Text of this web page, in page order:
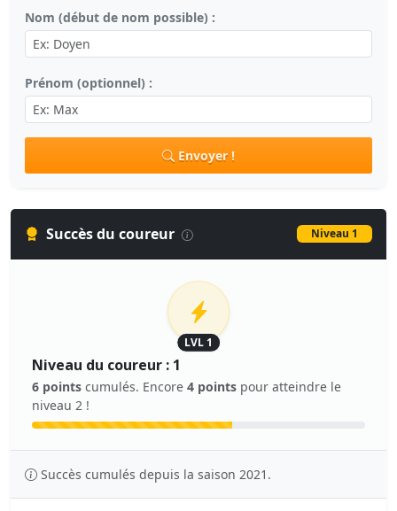
Nom (début de nom possible) :
Prénom (optionnel) :
Envoyer !
Succès du coureur Niveau 1
LVL 1
Niveau du coureur : 1
6 points cumulés. Encore 4 points pour atteindre le
niveau 2 !
Succès cumulés depuis la saison 2021.